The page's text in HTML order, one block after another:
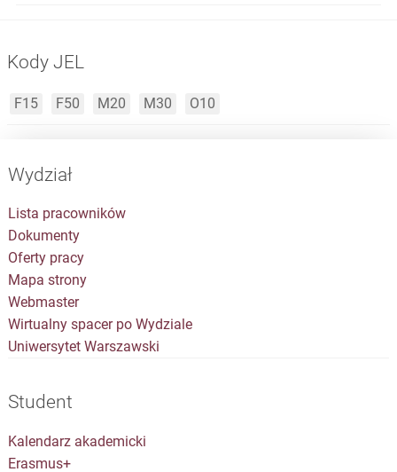
Kody JEL
F15 F50 M20 M30 O10
Wydział
Lista pracowników
Dokumenty
Oferty pracy
Mapa strony
Webmaster
Wirtualny spacer po Wydziale
Uniwersytet Warszawski
Student
Kalendarz akademicki
Erasmus+